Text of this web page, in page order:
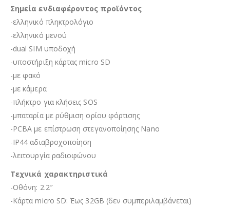
Σημεία ενδιαφέροντος προϊόντος
-ελληνικό πληκτρολόγιο
-ελληνικό μενού
-dual SIM υποδοχή
-υποστήριξη κάρτας micro SD
-με φακό
-με κάμερα
-πλήκτρο για κλήσεις SOS
-μπαταρία με ρύθμιση ορίου φόρτισης
-PCBA με επίστρωση στεγανοποίησης Nano
-IP44 αδιαβροχοποίηση
-λειτουργία ραδιοφώνου
Τεχνικά χαρακτηριστικά
-Οθόνη: 2.2″
-Κάρτα micro SD: Έως 32GB (δεν συμπεριλαμβάνεται)